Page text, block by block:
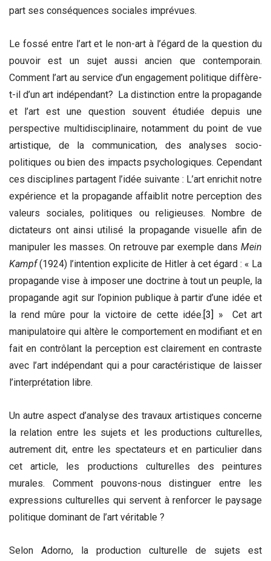
part ses conséquences sociales imprévues.
Le fossé entre l’art et le non-art à l’égard de la question du
pouvoir est un sujet aussi ancien que contemporain.
Comment l’art au service d’un engagement politique diffère-
t-il d’un art indépendant? La distinction entre la propagande
et l’art est une question souvent étudiée depuis une
perspective multidisciplinaire, notamment du point de vue
artistique, de la communication, des analyses socio-
politiques ou bien des impacts psychologiques. Cependant
ces disciplines partagent l’idée suivante : L’art enrichit notre
expérience et la propagande affaiblit notre perception des
valeurs sociales, politiques ou religieuses. Nombre de
dictateurs ont ainsi utilisé la propagande visuelle afin de
manipuler les masses. On retrouve par exemple dans Mein
Kampf(1924) l’intention explicite de Hitler à cet égard : « La
propagande vise à imposer une doctrine à tout un peuple, la
propagande agit sur l’opinion publique à partir d’une idée et
la rend mûre pour la victoire de cette idée.[3] » Cet art
manipulatoire qui altère le comportement en modifiant et en
fait en contrôlant la perception est clairement en contraste
avec l’art indépendant qui a pour caractéristique de laisser
l’interprétation libre.
Un autre aspect d’analyse des travaux artistiques concerne
la relation entre les sujets et les productions culturelles,
autrement dit, entre les spectateurs et en particulier dans
cet article, les productions culturelles des peintures
murales. Comment pouvons-nous distinguer entre les
expressions culturelles qui servent à renforcer le paysage
politique dominant de l’art véritable ?
Selon Adorno, la production culturelle de sujets est